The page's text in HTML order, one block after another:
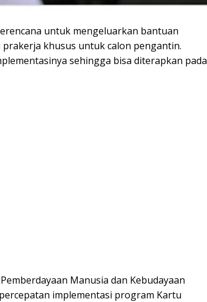
untuk mengeluarkan bantuan
khusus untuk calon pengantin.
sehingga bisa diterapkan pada
Manusia dan Kebudayaan
implementasi program Kartu